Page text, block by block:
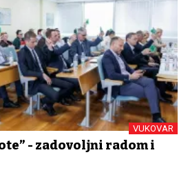
VUKOVAR
- zadovoljni radom i